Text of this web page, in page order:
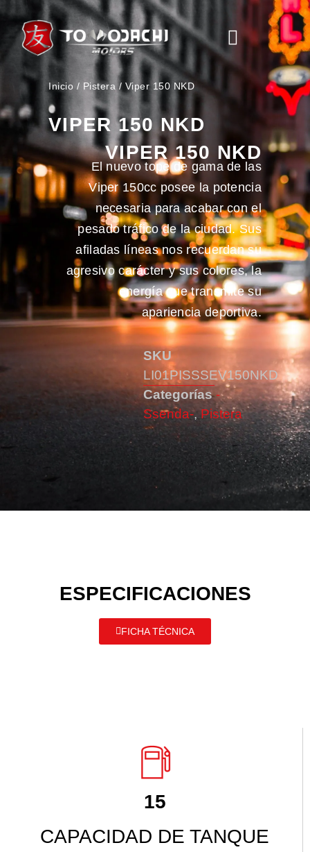
Inicio / Pistera / Viper 150 NKD
VIPER 150 NKD
VIPER 150 NKD
El nuevo tope de gama de las
Viper 150cc posee la potencia
necesaria para acabar con el
pesado tráfico de la ciudad. Sus
afiladas líneas nos recuerdan su
agresivo carácter y sus colores, la
energía que transmite su
apariencia deportiva.
SKU
LI01PISSSEV150NKD
Categorías -
Ssenda-,Pistera
ESPECIFICACIONES
FICHA TÉCNICA
15
CAPACIDAD DE TANQUE